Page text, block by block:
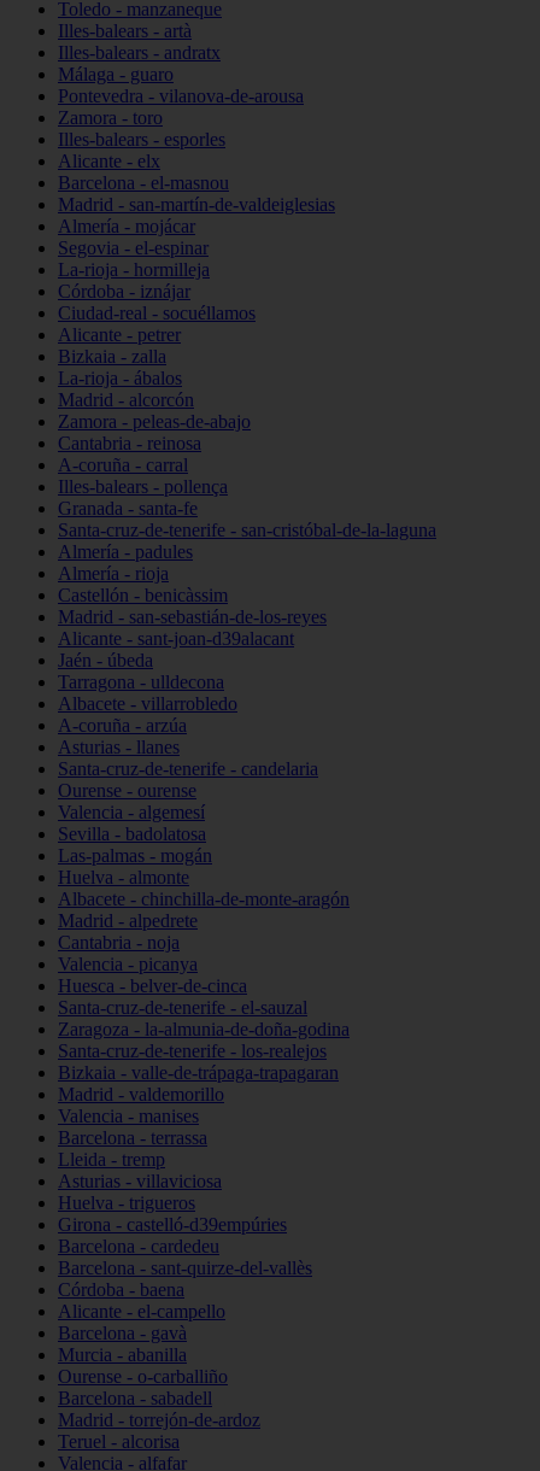
Toledo - manzaneque
Illes-balears - artà
Illes-balears - andratx
Málaga - guaro
Pontevedra - vilanova-de-arousa
Zamora - toro
Illes-balears - esporles
Alicante - elx
Barcelona - el-masnou
Madrid - san-martín-de-valdeiglesias
Almería - mojácar
Segovia - el-espinar
La-rioja - hormilleja
Córdoba - iznájar
Ciudad-real - socuéllamos
Alicante - petrer
Bizkaia - zalla
La-rioja - ábalos
Madrid - alcorcón
Zamora - peleas-de-abajo
Cantabria - reinosa
A-coruña - carral
Illes-balears - pollença
Granada - santa-fe
Santa-cruz-de-tenerife - san-cristóbal-de-la-laguna
Almería - padules
Almería - rioja
Castellón - benicàssim
Madrid - san-sebastián-de-los-reyes
Alicante - sant-joan-d39alacant
Jaén - úbeda
Tarragona - ulldecona
Albacete - villarrobledo
A-coruña - arzúa
Asturias - llanes
Santa-cruz-de-tenerife - candelaria
Ourense - ourense
Valencia - algemesí
Sevilla - badolatosa
Las-palmas - mogán
Huelva - almonte
Albacete - chinchilla-de-monte-aragón
Madrid - alpedrete
Cantabria - noja
Valencia - picanya
Huesca - belver-de-cinca
Santa-cruz-de-tenerife - el-sauzal
Zaragoza - la-almunia-de-doña-godina
Santa-cruz-de-tenerife - los-realejos
Bizkaia - valle-de-trápaga-trapagaran
Madrid - valdemorillo
Valencia - manises
Barcelona - terrassa
Lleida - tremp
Asturias - villaviciosa
Huelva - trigueros
Girona - castelló-d39empúries
Barcelona - cardedeu
Barcelona - sant-quirze-del-vallès
Córdoba - baena
Alicante - el-campello
Barcelona - gavà
Murcia - abanilla
Ourense - o-carballiño
Barcelona - sabadell
Madrid - torrejón-de-ardoz
Teruel - alcorisa
Valencia - alfafar